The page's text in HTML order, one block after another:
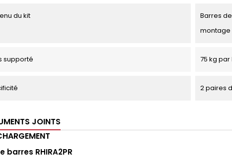
du kit
Barres
montage
supporté 75 kg
2 paires
JOINTS
barres RHIRA2PR